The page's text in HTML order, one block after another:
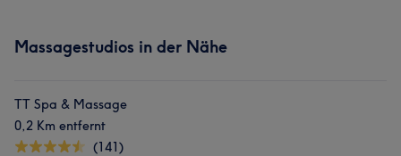
Massagestudios in der Nähe
TT Spa & Massage
0,2 Km entfernt
(141)